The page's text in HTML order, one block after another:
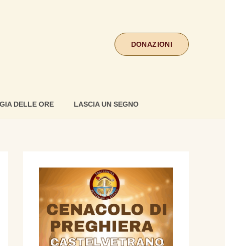
DONAZIONI
DELLE ORE LASCIA UN SEGNO